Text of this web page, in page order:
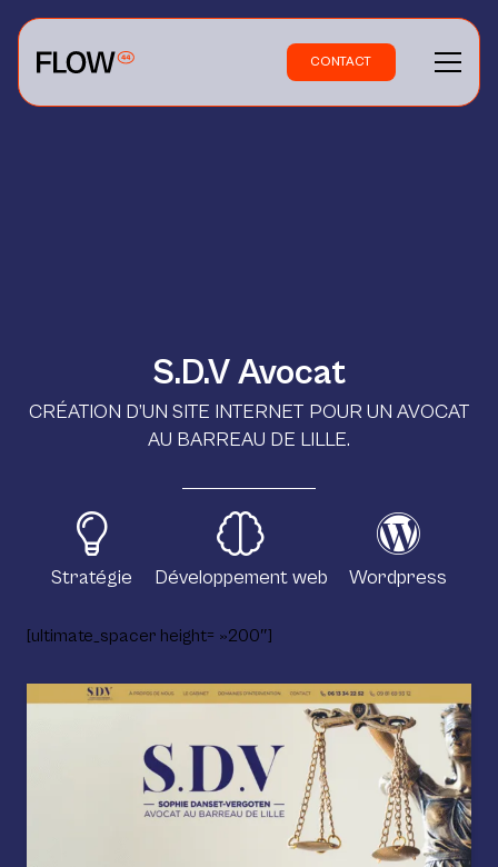
CONTACT
S.D.V Avocat
CRÉATION D’UN SITE INTERNET POUR UN AVOCAT
AU BARREAU DE LILLE.
Stratégie Développement web Wordpress
[ultimate_spacer height= »200″]